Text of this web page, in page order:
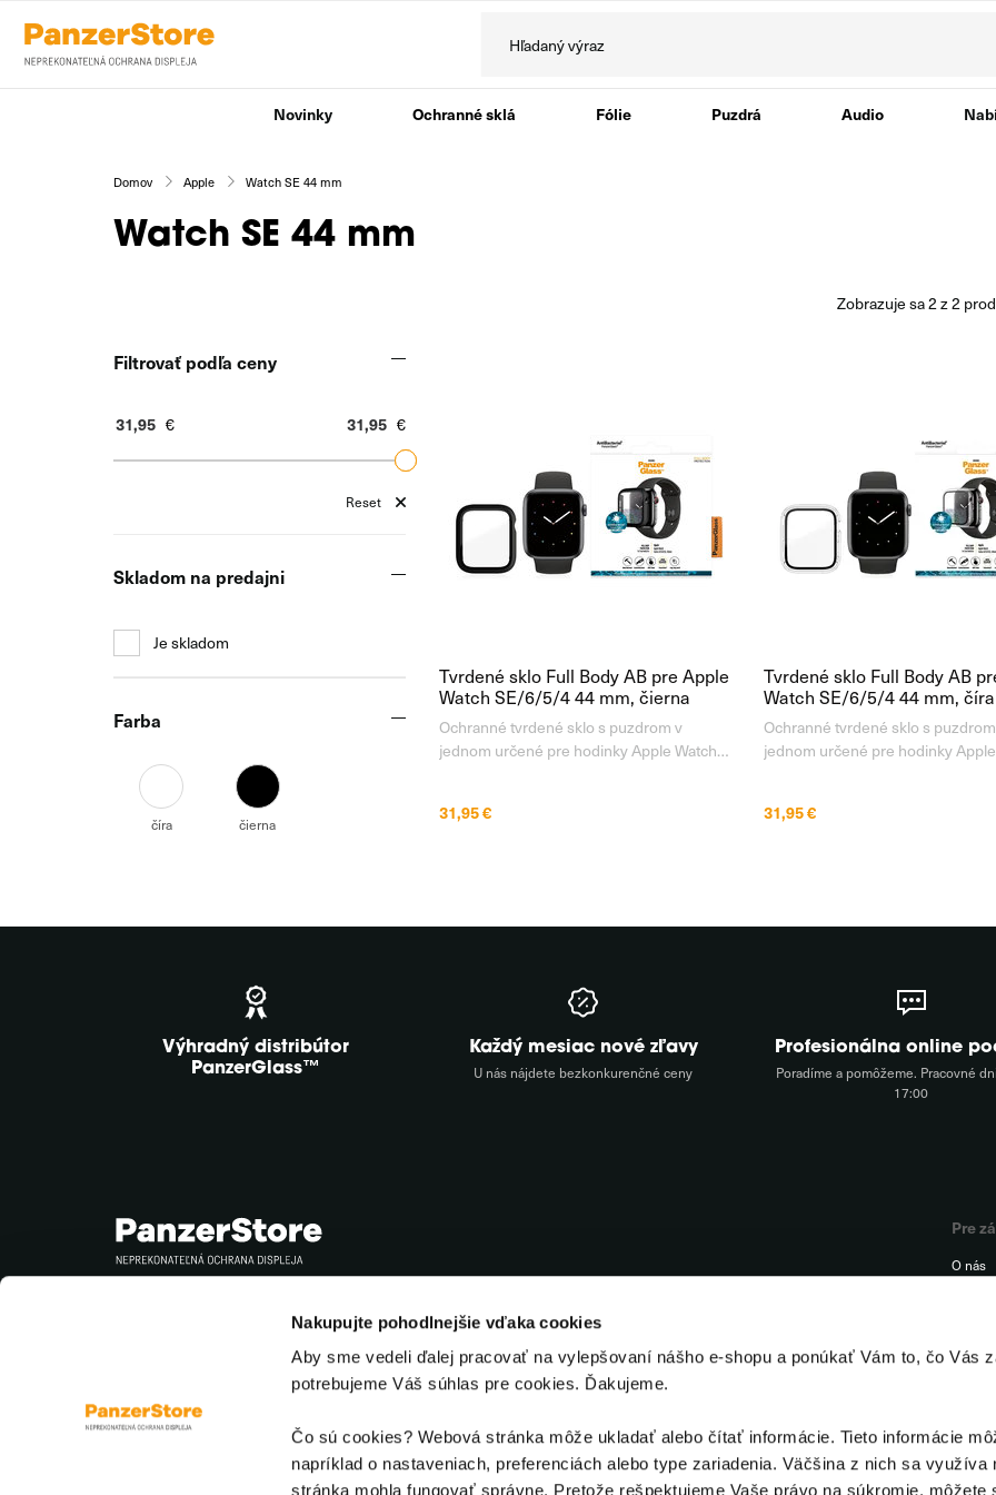
Nakupujte pohodlnejšie vďaka cookies
Aby sme vedeli ďalej pracovať na vylepšovaní nášho e-shopu a ponúkať Vám to, čo Vás
potrebujeme Váš súhlas pre cookies. Ďakujeme.
Čo sú cookies? Webová stránka môže ukladať alebo čítať informácie. Tieto informácie
napríklad o nastaveniach, preferenciách alebo type zariadenia. Väčšina z nich sa využíva
stránka mohla fungovať správne. Pretože rešpektujeme Vaše právo na súkromie, môžete
Novinky Ochranné sklá Fólie Puzdrá Audio
Domov Apple Watch SE 44 mm
Watch SE 44 mm
Filtrovať podľa ceny
€ €
Reset
Skladom na predajni
Je skladom
Farba
číra čierna
zobrazuje sa2 z 2
Tvrdené sklo Full Body AB pre Apple
Watch SE/6/5/4 44 mm, čierna
Ochranné tvrdené sklo s puzdrom v
jednom určené pre hodinky Apple Watch,
čisté pokrytie celého displeja bez toho, aby
31,95 €
Tvrdené sklo Full Body AB
Watch SE/6/5/4 44 mm, číra
Ochranné tvrdené sklo s
jednom určené pre hodinky
čisté pokrytie celého displeja bez
31,95 €
Výhradný distribútor
PanzerGlass™
Každý mesiac nové zľavy
U nás nájdete bezkonkurenčné ceny
Profesionálna online
Poradíme a pomôžeme. Pracovné
17:00
Pre
O nás
Kontakt